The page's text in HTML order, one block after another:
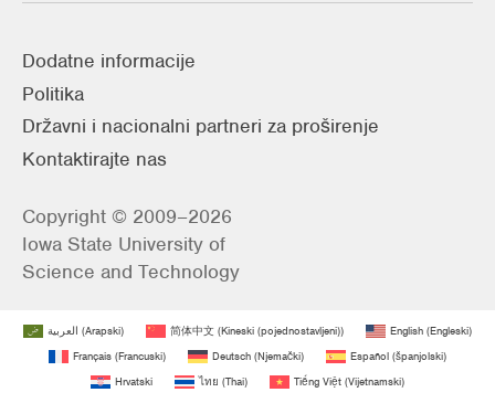
Dodatne informacije
Politika
Državni i nacionalni partneri za proširenje
Kontaktirajte nas
Copyright © 2009–2026
Iowa State University of
Science and Technology
العربية (Arapski) 简体中文 (Kineski (pojednostavljeni)) English (Engleski)
Français (Francuski) Deutsch (Njemački) Español (španjolski)
Hrvatski
ไทย (Thai) Tiếng Việt (Vijetnamski)